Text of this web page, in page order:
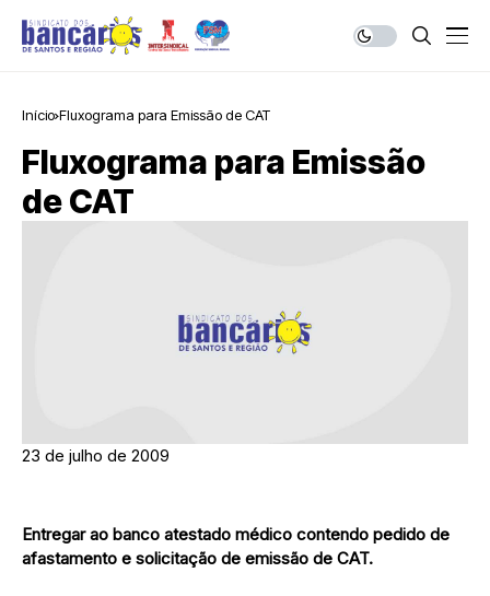
Início Fluxograma para Emissão de CAT
Fluxograma para Emissão
de CAT
23 de julho de 2009
Entregar ao banco atestado médico contendo pedido de
afastamento e solicitação de emissão de CAT.